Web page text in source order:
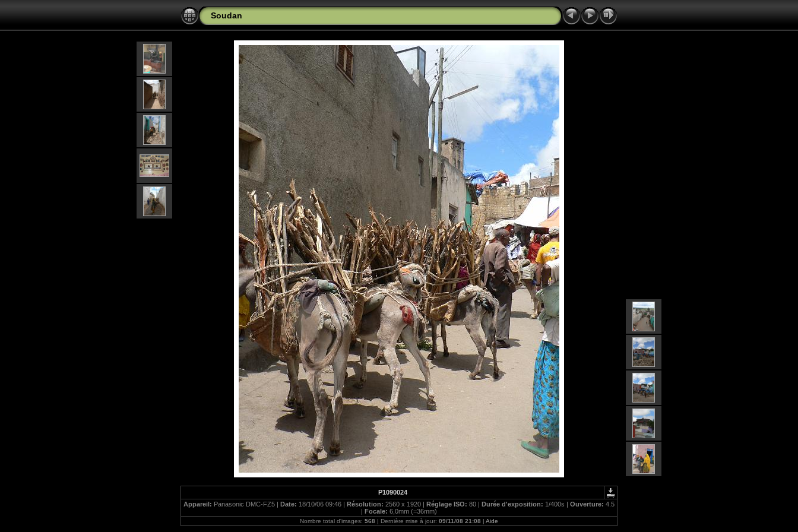
Soudan
P1090024
Appareil: Panasonic DMC-FZ5 | Date: 18/10/06 09:46 | Résolution: 2560 x 1920 | Réglage ISO: 80 | Durée d'exposition: 1/400s | Ouverture: 4.5
| Focale: 6,0mm (=36mm)
Nombre total d'images: 568 | Dernière mise à jour: 09/11/08 21:08 | Aide